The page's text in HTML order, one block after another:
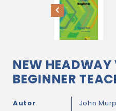
NEW HEADWAY
BEGINNER
Autor
John